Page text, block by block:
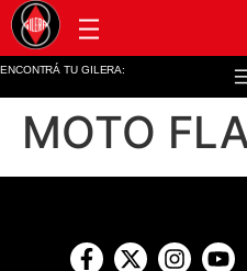
ENCONTRÁ TU GILERA:
MOTO